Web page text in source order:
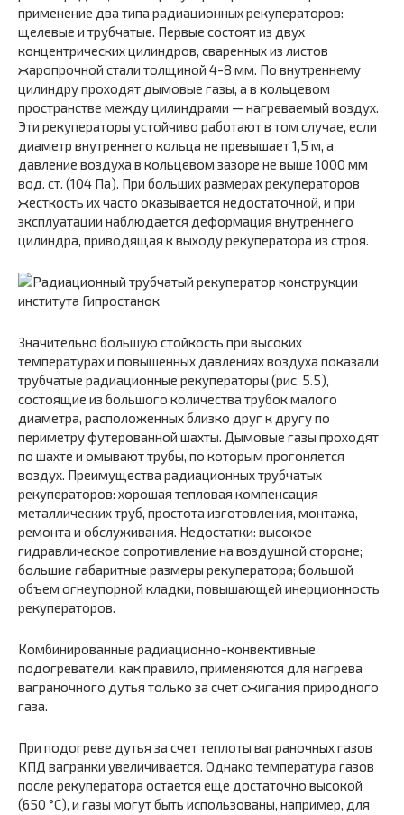
применение два типа радиационных рекуператоров:
щелевые и трубчатые. Первые состоят из двух
концентрических цилиндров, сваренных из листов
жаропрочной стали толщиной 4-8 мм. По внутреннему
цилиндру проходят дымовые газы, а в кольцевом
пространстве между цилиндрами — нагреваемый воздух.
Эти рекуператоры устойчиво работают в том случае, если
диаметр внутреннего кольца не превышает 1,5 м, а
давление воздуха в кольцевом зазоре не выше 1000 мм
вод. ст. (104 Па). При больших размерах рекуператоров
жесткость их часто оказывается недостаточной, и при
эксплуатации наблюдается деформация внутреннего
цилиндра, приводящая к выходу рекуператора из строя.
Значительно большую стойкость при высоких
температурах и повышенных давлениях воздуха показали
трубчатые радиационные рекуператоры (рис. 5.5),
состоящие из большого количества трубок малого
диаметра, расположенных близко друг к другу по
периметру футерованной шахты. Дымовые газы проходят
по шахте и омывают трубы, по которым прогоняется
воздух. Преимущества радиационных трубчатых
рекуператоров: хорошая тепловая компенсация
металлических труб, простота изготовления, монтажа,
ремонта и обслуживания. Недостатки: высокое
гидравлическое сопротивление на воздушной стороне;
большие габаритные размеры рекуператора; большой
объем огнеупорной кладки, повышающей инерционность
рекуператоров.
Комбинированные радиационно-конвективные
подогреватели, как правило, применяются для нагрева
ваграночного дутья только за счет сжигания природного
газа.
При подогреве дутья за счет теплоты ваграночных газов
КПД вагранки увеличивается. Однако температура газов
после рекуператора остается еще достаточно высокой
(650 °С), и газы могут быть использованы, например, для